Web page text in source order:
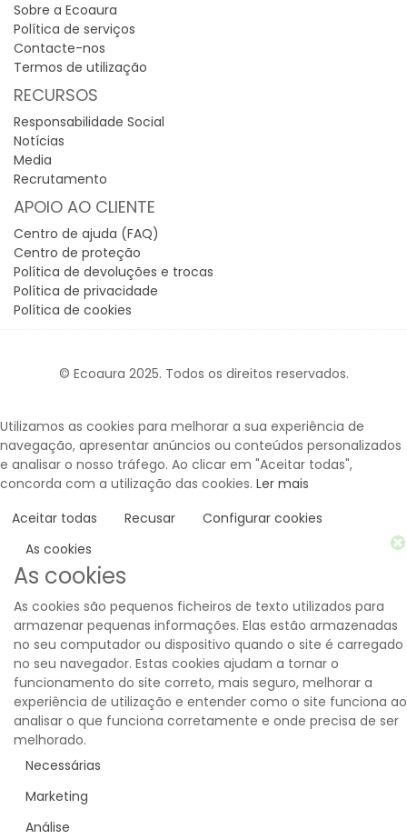
Sobre a Ecoaura
Política de serviços
Contacte-nos
Termos de utilização
RECURSOS
Responsabilidade Social
Notícias
Media
Recrutamento
APOIO AO CLIENTE
Centro de ajuda (FAQ)
Centro de proteção
Política de devoluções e trocas
Política de privacidade
Política de cookies
© Ecoaura 2025. Todos os direitos reservados.
Utilizamos as cookies para melhorar a sua experiência de
navegação, apresentar anúncios ou conteúdos personalizados
e analisar o nosso tráfego. Ao clicar em "Aceitar todas",
concorda com a utilização das cookies. Ler mais
Aceitar todas
Recusar
Configurar cookies
As cookies
As cookies
As cookies são pequenos ficheiros de texto utilizados para
armazenar pequenas informações. Elas estão armazenadas
no seu computador ou dispositivo quando o site é carregado
no seu navegador. Estas cookies ajudam a tornar o
funcionamento do site correto, mais seguro, melhorar a
experiência de utilização e entender como o site funciona ao
analisar o que funciona corretamente e onde precisa de ser
melhorado.
Necessárias
Marketing
Análise